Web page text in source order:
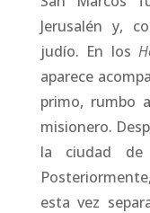
Jerusalén y,
judío. En los
aparece
primo, rumbo
misionero.
la ciudad de
esta vez